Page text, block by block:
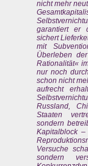
nicht mehr
garantiert er
sichert
mit
Überleben
Rationalität«
nur noch
schon nicht
aufrecht
Russland,
Staaten
sondern
Kapitalblock
Versuche
sondern